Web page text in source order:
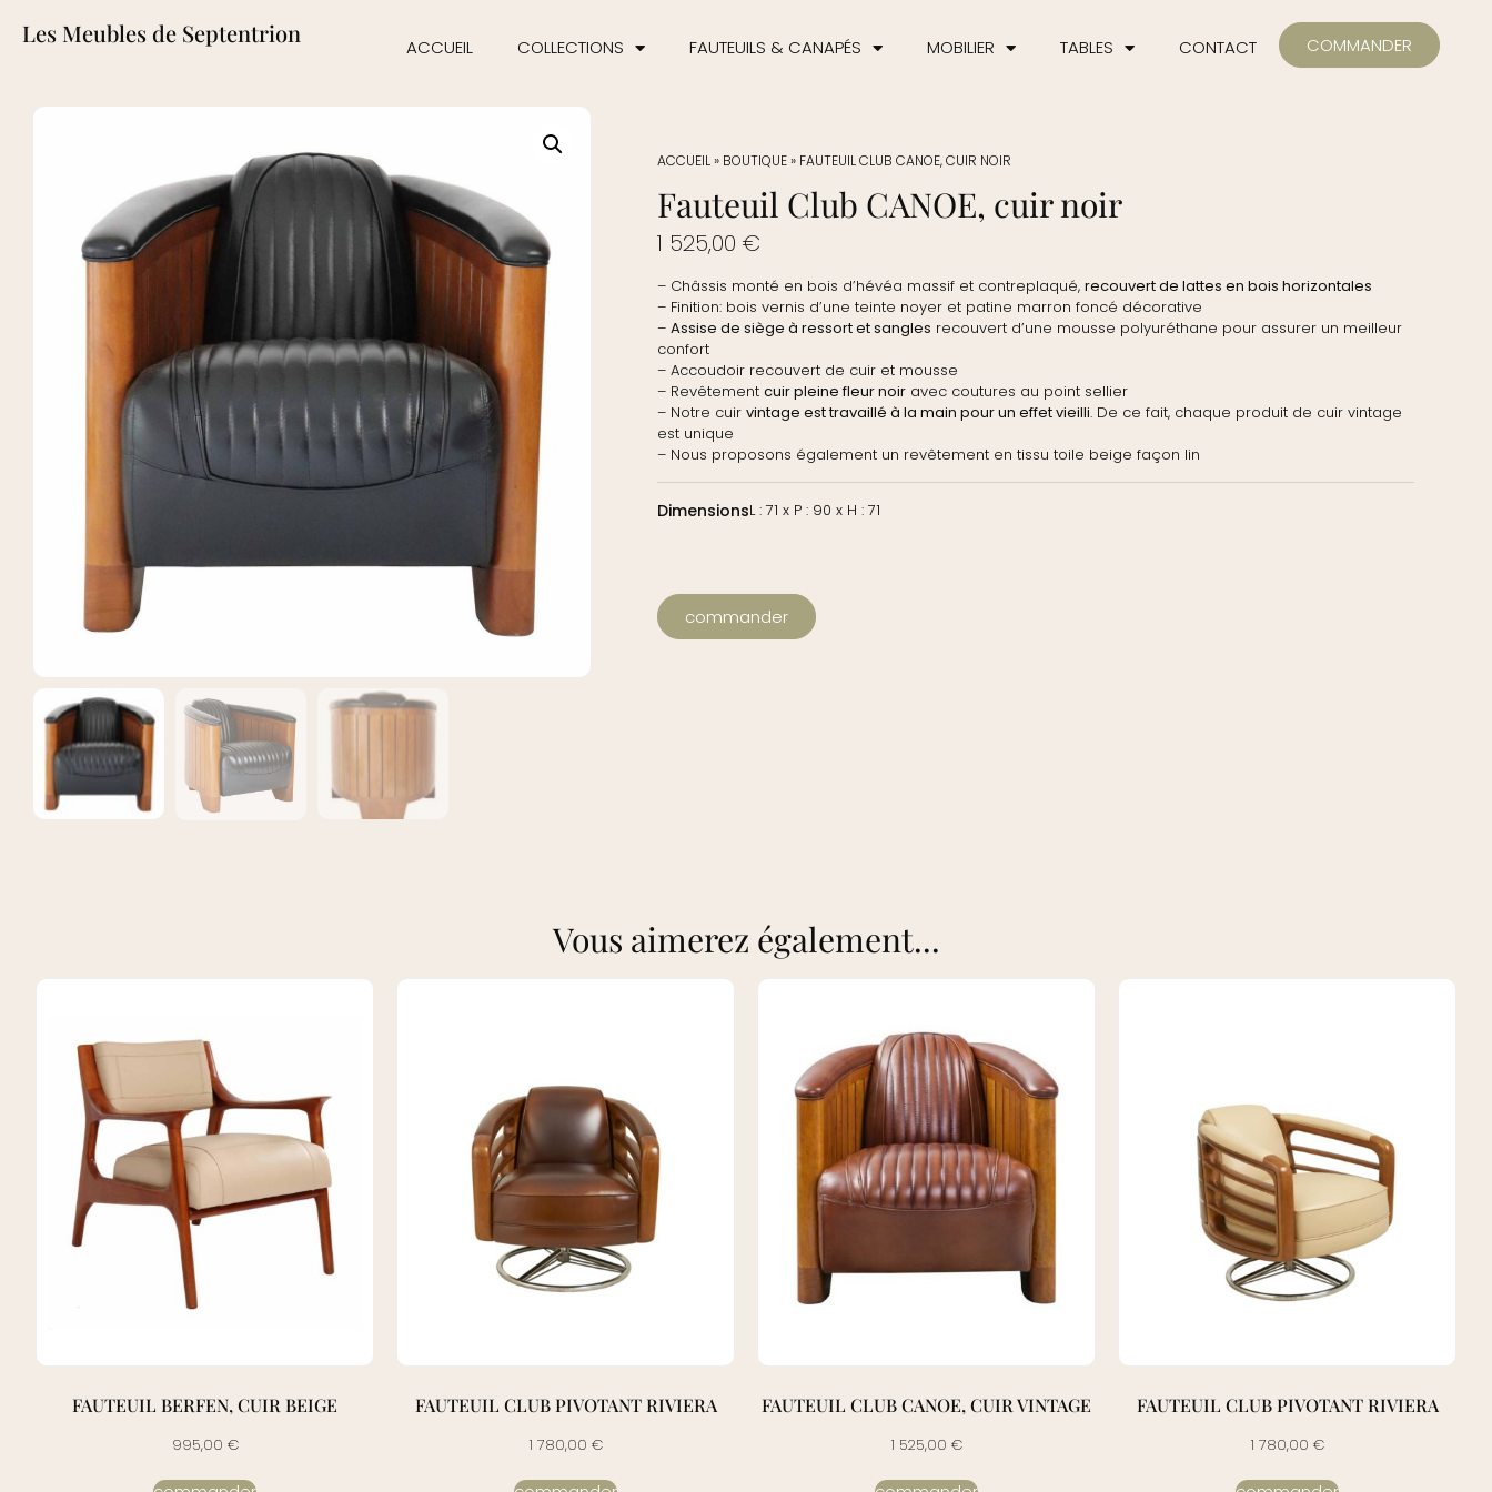
Les Meubles de Septentrion ACCUEIL COLLECTIONS FAUTEUILS & CANAPÉS MOBILIER TABLES CONTACT COMMANDER
ACCUEIL» BOUTIQUE» FAUTEUIL CLUB CANOE, CUIR NOIR
Fauteuil Club CANOE, cuir noir
1 525,00 €
– Châssis monté en bois d’hévéa massif et contreplaqué, recouvert de lattes en bois horizontales
– Finition: bois vernis d’une teinte noyer et patine marron foncé décorative
– Assise de siège à ressort et sangles recouvert d’une mousse polyuréthane pour assurer un meilleur
confort
– Accoudoir recouvert de cuir et mousse
– Revêtement cuir pleine fleur noiravec coutures au point sellier
– Notre cuir vintage est travaillé à la main pour un effet vieilli. De ce fait, chaque produit de cuir vintage
est unique
– Nous proposons également un revêtement en tissu toile beige façon lin
DimensionsL : 71 x P : 90 x H : 71
commander
Vous aimerez également...
FAUTEUIL BERFEN, CUIR BEIGE
995,00 €
FAUTEUIL CLUB PIVOTANT RIVIERA
1 780,00 €
FAUTEUIL CLUB CANOE, CUIR VINTAGE
1 525,00 €
FAUTEUIL CLUB PIVOTANT RIVIERA
1 780,00 €